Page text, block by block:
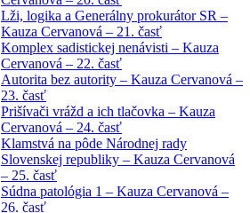
Lži, logika a Generálny prokurátor SR –
Kauza Cervanová – 21. časť
Komplex sadistickej nenávisti – Kauza
Cervanová – 22. časť
Autorita bez autority – Kauza Cervanová –
23. časť
Prišívači vrážd a ich tlačovka – Kauza
Cervanová – 24. časť
Klamstvá na pôde Národnej rady
Slovenskej republiky – Kauza Cervanová
– 25. časť
Súdna patológia 1 – Kauza Cervanová –
26. časť